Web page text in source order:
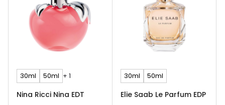
30ml 50ml + 1
Nina Ricci Nina EDT
30ml 50ml
Elie Saab Le Parfum EDP